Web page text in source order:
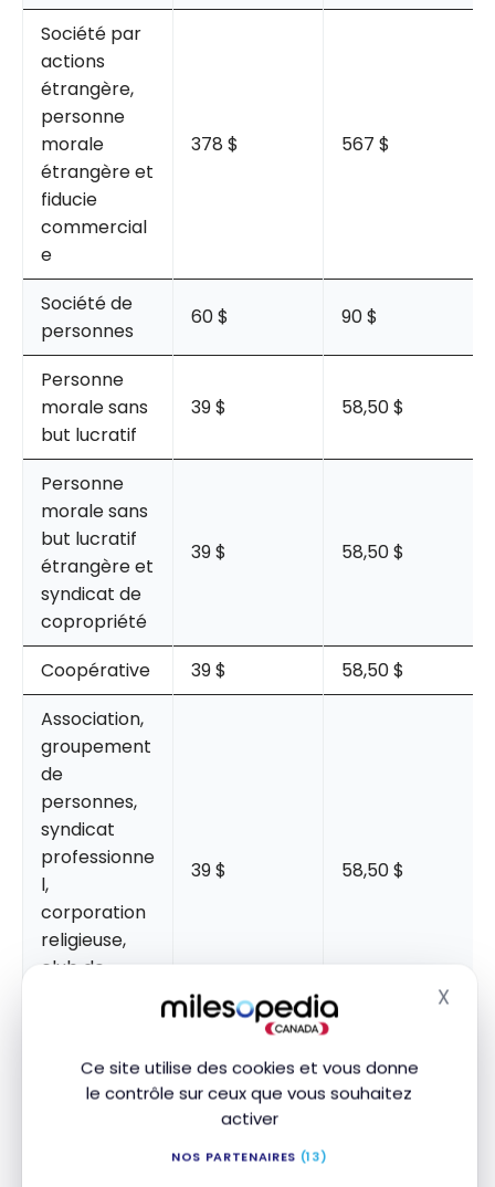
Ce site utilise des cookies et vous donne
le contrôle sur ceux que vous souhaitez
activer
NOS PARTENAIRES (13)
X
Société par
actions
étrangère,
personne
morale
étrangère et
fiducie
commercial
e
378 $ 567 $
Société de
personnes
60 $ 90 $
Personne
morale sans
but lucratif
39 $ 58,50 $
Personne
morale sans
but lucratif
étrangère et
syndicat de
copropriété
39 $ 58,50 $
Coopérative 39 $
58,50 $
Association,
groupement
de
personnes,
syndicat
professionne
l,
corporation
religieuse,
club de
39 $ 58,50 $
Compagnie
d’assurance
101 $ 151,50 $